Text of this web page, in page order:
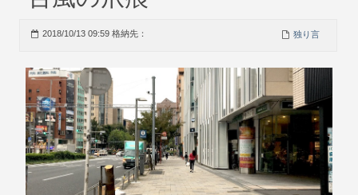
2018/10/13 09:59 格納先： 独り言